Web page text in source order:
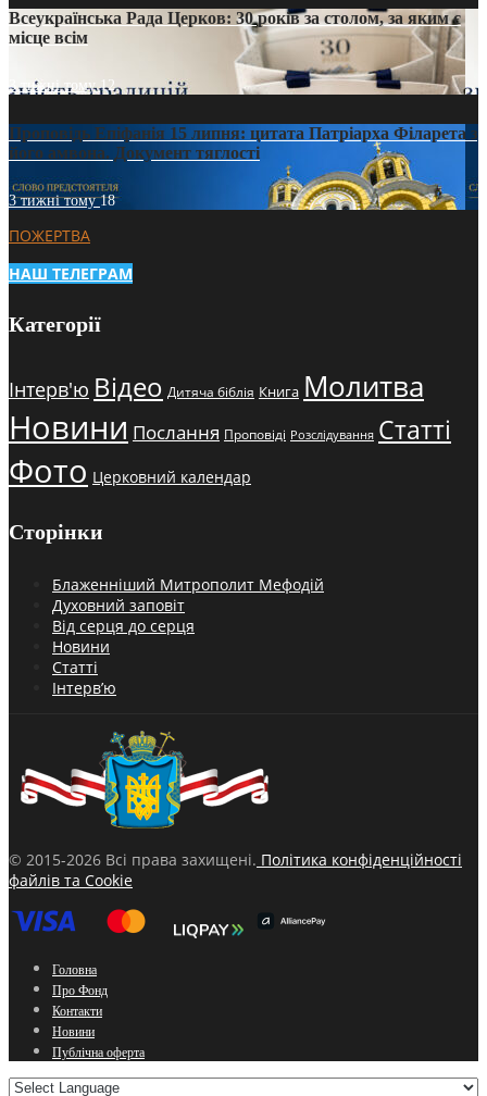
Всеукраїнська Рада Церков: 30 років за столом, за яким є
місце всім
3 тижні тому12
Проповідь Епіфанія 15 липня: цитата Патріарха Філарета з
його амвона. Документ тяглості
3 тижні тому18
ПОЖЕРТВА
НАШ ТЕЛЕГРАМ
Категорії
Інтерв'ю Відео Дитяча біблія Книга Молитва
Новини Послання Проповіді Розслідування Статті
Фото Церковний календар
Сторінки
Блаженніший Митрополит Мефодій
Духовний заповіт
Від серця до серця
Новини
Статті
Інтерв’ю
© 2015-2026 Всі права захищені. Політика конфіденційності
файлів та Cookie
Головна
Про Фонд
Контакти
Новини
Публічна оферта